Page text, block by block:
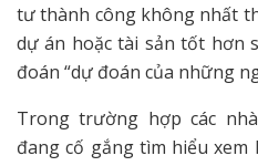
tư thành công không nhất
dự án hoặc tài sản tốt hơn
đoán “dự đoán của những
Trong trường hợp các
đang cố gắng tìm hiểu